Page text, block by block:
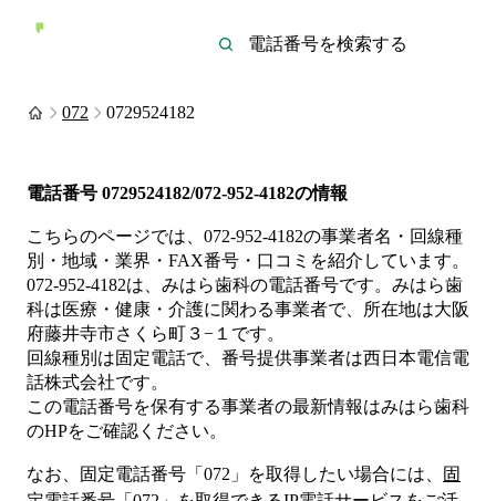
072 0729524182
電話番号 0729524182/072-952-4182の情報
こちらのページでは、 072-952-4182の事業者名・回線種
別・地域・業界・FAX番号・口コミを紹介しています。
072-952-4182は、 みはら歯科の電話番号です。 みはら歯
科は医療・健康・介護に関わる事業者で、所在地は大阪
府藤井寺市さくら町３−１ です。
回線種別は固定電話で、番号提供事業者は西日本電信電
話株式会社です。
この電話番号を保有する事業者の最新情報はみはら歯科
のHPをご確認ください。
なお、固定電話番号「 072 」を取得したい場合には、
固